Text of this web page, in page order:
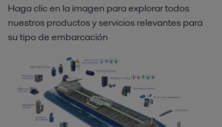
Haga clic en la imagen para explorar todos
nuestros productos y servicios relevantes para
su tipo de embarcación